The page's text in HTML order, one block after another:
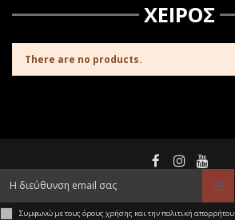
ΧΕΙΡΟΣ
There are no products.
Συμφωνώ με τους όρους χρήσης και την πολιτική απορρήτου